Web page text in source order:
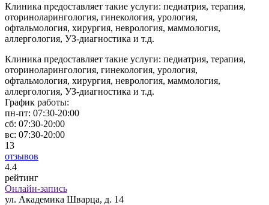
Клиника предоставляет такие услуги: педиатрия, терапия,
оториноларингология, гинекология, урология,
офтальмология, хирургия, неврология, маммология,
аллергология, УЗ-диагностика и т.д.
Клиника предоставляет такие услуги: педиатрия, терапия,
оториноларингология, гинекология, урология,
офтальмология, хирургия, неврология, маммология,
аллергология, УЗ-диагностика и т.д.
График работы:
пн-пт: 07:30-20:00
сб: 07:30-20:00
вс: 07:30-20:00
13
отзывов
4.4
рейтинг
Онлайн-запись
ул. Академика Шварца, д. 14